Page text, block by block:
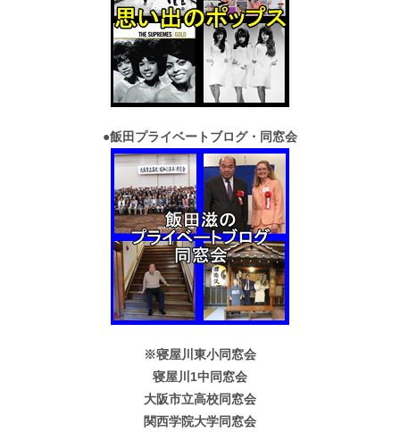
●飯田プライベートブログ・同窓会
※寝屋川東小同窓会
寝屋川1中同窓会
大阪市立高校同窓会
関西学院大学同窓会